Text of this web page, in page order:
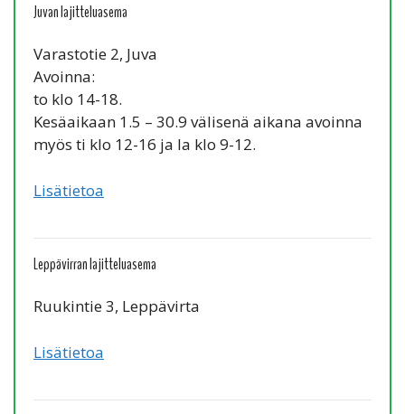
Juvan lajitteluasema
Varastotie 2, Juva
Avoinna:
to klo 14-18.
Kesäaikaan 1.5 – 30.9 välisenä aikana avoinna
myös ti klo 12-16 ja la klo 9-12.
Lisätietoa
Leppävirran lajitteluasema
Ruukintie 3, Leppävirta
Lisätietoa